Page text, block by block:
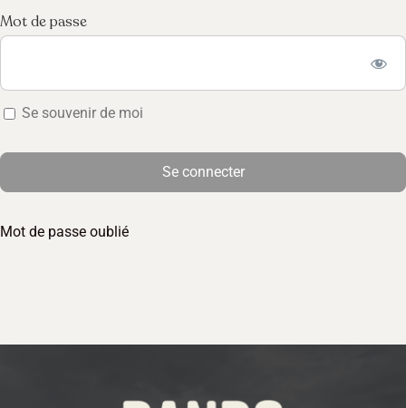
Mot de passe
Se souvenir de moi
Mot de passe oublié